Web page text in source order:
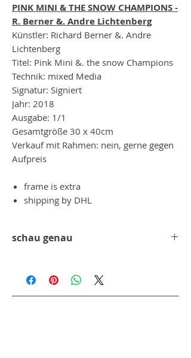
PINK MINI & THE SNOW CHAMPIONS -
R. Berner &. Andre Lichtenberg
Künstler: Richard Berner &. Andre
Lichtenberg
Titel: Pink Mini &. the snow Champions
Technik: mixed Media
Signatur: Signiert
Jahr: 2018
Ausgabe: 1/1
Gesamtgröße 30 x 40cm
Verkauf mit Rahmen: nein, gerne gegen
Aufpreis
frame is extra
shipping by DHL
schau genau
kleine mini Champions wie er sie nennt,
die kleinen Figuren die dann, dass ganze
Bild ergeben.